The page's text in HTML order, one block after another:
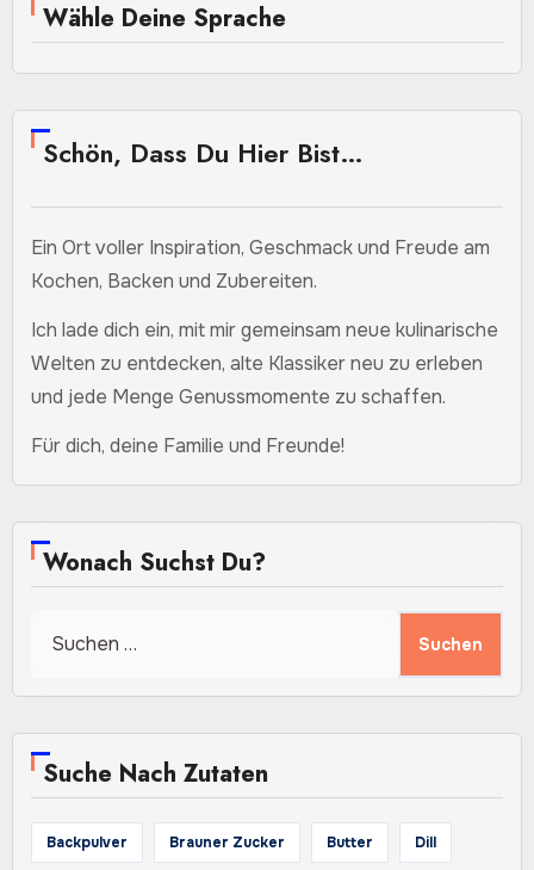
Wähle Deine Sprache
Schön, Dass Du Hier Bist…
Ein Ort voller Inspiration, Geschmack und Freude am
Kochen, Backen und Zubereiten.
Ich lade dich ein, mit mir gemeinsam neue kulinarische
Welten zu entdecken, alte Klassiker neu zu erleben
und jede Menge Genussmomente zu schaffen.
Für dich, deine Familie und Freunde!
Wonach Suchst Du?
nach:
Suche Nach Zutaten
Backpulver Brauner Zucker Butter Dill